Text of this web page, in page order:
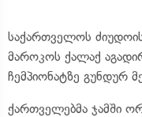
საქართველოს
მაროკოს ქალაქ
ჩემპიონატზე გუნდურ
ქართველებმა ჯამში